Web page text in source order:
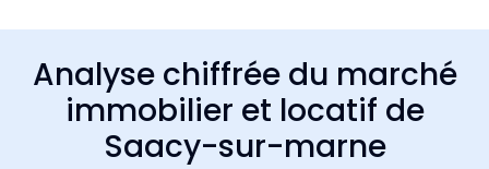
Analyse chiffrée du marché
immobilier et locatif de
Saacy-sur-marne